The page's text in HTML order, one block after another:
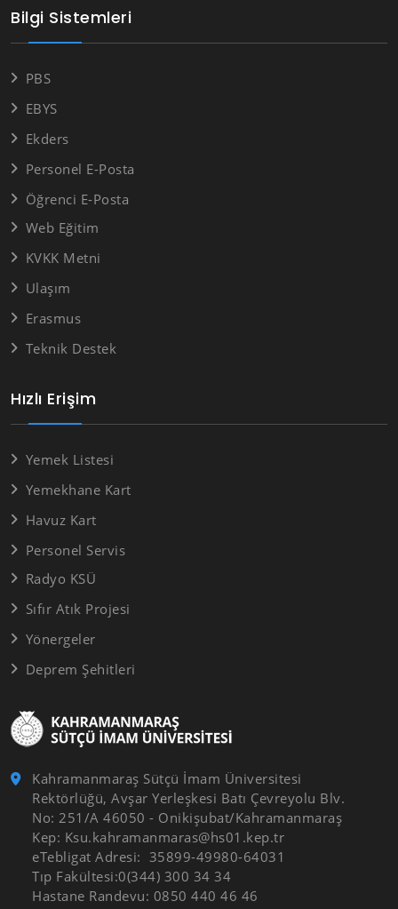
Kahramanmaraş Sütçü İmam Üniversitesi
Rektörlüğü, Avşar Yerleşkesi Batı Çevreyolu Blv.
No: 251/A 46050 - Onikişubat/Kahramanmaraş
Kep: Ksu.kahramanmaras@hs01.kep.tr
eTebligat Adresi: 35899-49980-64031
Tıp Fakültesi:0(344) 300 34 34
Hastane Randevu: 0850 440 46 46
Hızlı Erişim
Yemek Listesi
Yemekhane Kart
Havuz Kart
Personel Servis
Radyo KSÜ
Sıfır Atık Projesi
Yönergeler
Deprem Şehitleri
Bilgi Sistemleri
PBS
EBYS
Ekders
Personel E-Posta
Öğrenci E-Posta
Web Eğitim
KVKK Metni
Ulaşım
Erasmus
Teknik Destek